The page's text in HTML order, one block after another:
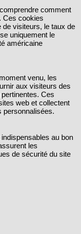
comment
Ces cookies
visiteurs, le taux de
uniquement le
américaine
venu, les
aux visiteurs des
Ces
web et collectent
personnalisées.
au bon
les
de sécurité du site